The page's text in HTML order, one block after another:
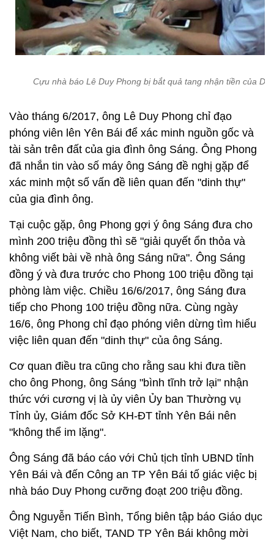
Cựu nhà báo Lê Duy Phong bị bắt quả tang nhận tiền của DN
Vào tháng 6/2017, ông Lê Duy Phong chỉ đạo
phóng viên lên Yên Bái để xác minh nguồn gốc và
tài sản trên đất của gia đình ông Sáng. Ông Phong
đã nhắn tin vào số máy ông Sáng đề nghị gặp để
xác minh một số vấn đề liên quan đến "dinh thự"
của gia đình ông.
Tại cuộc gặp, ông Phong gợi ý ông Sáng đưa cho
mình 200 triệu đồng thì sẽ "giải quyết ổn thỏa và
không viết bài về nhà ông Sáng nữa". Ông Sáng
đồng ý và đưa trước cho Phong 100 triệu đồng tại
phòng làm việc. Chiều 16/6/2017, ông Sáng đưa
tiếp cho Phong 100 triệu đồng nữa. Cùng ngày
16/6, ông Phong chỉ đạo phóng viên dừng tìm hiểu
việc liên quan đến "dinh thự" của ông Sáng.
Cơ quan điều tra cũng cho rằng sau khi đưa tiền
cho ông Phong, ông Sáng "bình tĩnh trở lại" nhận
thức với cương vị là ủy viên Ủy ban Thường vụ
Tỉnh ủy, Giám đốc Sở KH-ĐT tỉnh Yên Bái nên
"không thể im lặng".
Ông Sáng đã báo cáo với Chủ tịch tỉnh UBND tỉnh
Yên Bái và đến Công an TP Yên Bái tố giác việc bị
nhà báo Duy Phong cưỡng đoạt 200 triệu đồng.
Ông Nguyễn Tiến Bình, Tổng biên tập báo Giáo dục
Việt Nam, cho biết, TAND TP Yên Bái không mời